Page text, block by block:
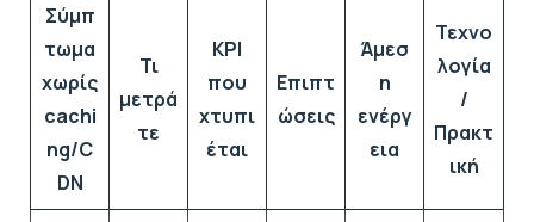
Σύμπ
τωμα
χωρίς
cachi
ng/C
DN
Τι
μετρά
τε
KPI
που
χτυπι
έται
Επιπτ
ώσεις
Άμεσ
η
ενέργ
εια
Τεχνο
λογία
/
Πρακτ
ική